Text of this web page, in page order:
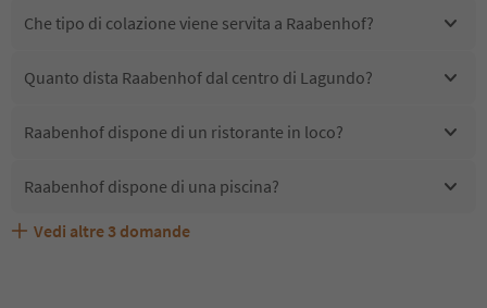
Che tipo di colazione viene servita a Raabenhof?
Quanto dista Raabenhof dal centro di Lagundo?
Raabenhof dispone di un ristorante in loco?
Raabenhof dispone di una piscina?
Raabenhof accetta animali domestici?
Quali servizi/attività sono disponibili presso Raabenhof?
Gli ospiti di Raabenhof ricevono l'Alto Adige Guest Pass?
Vedi altre 3 domande